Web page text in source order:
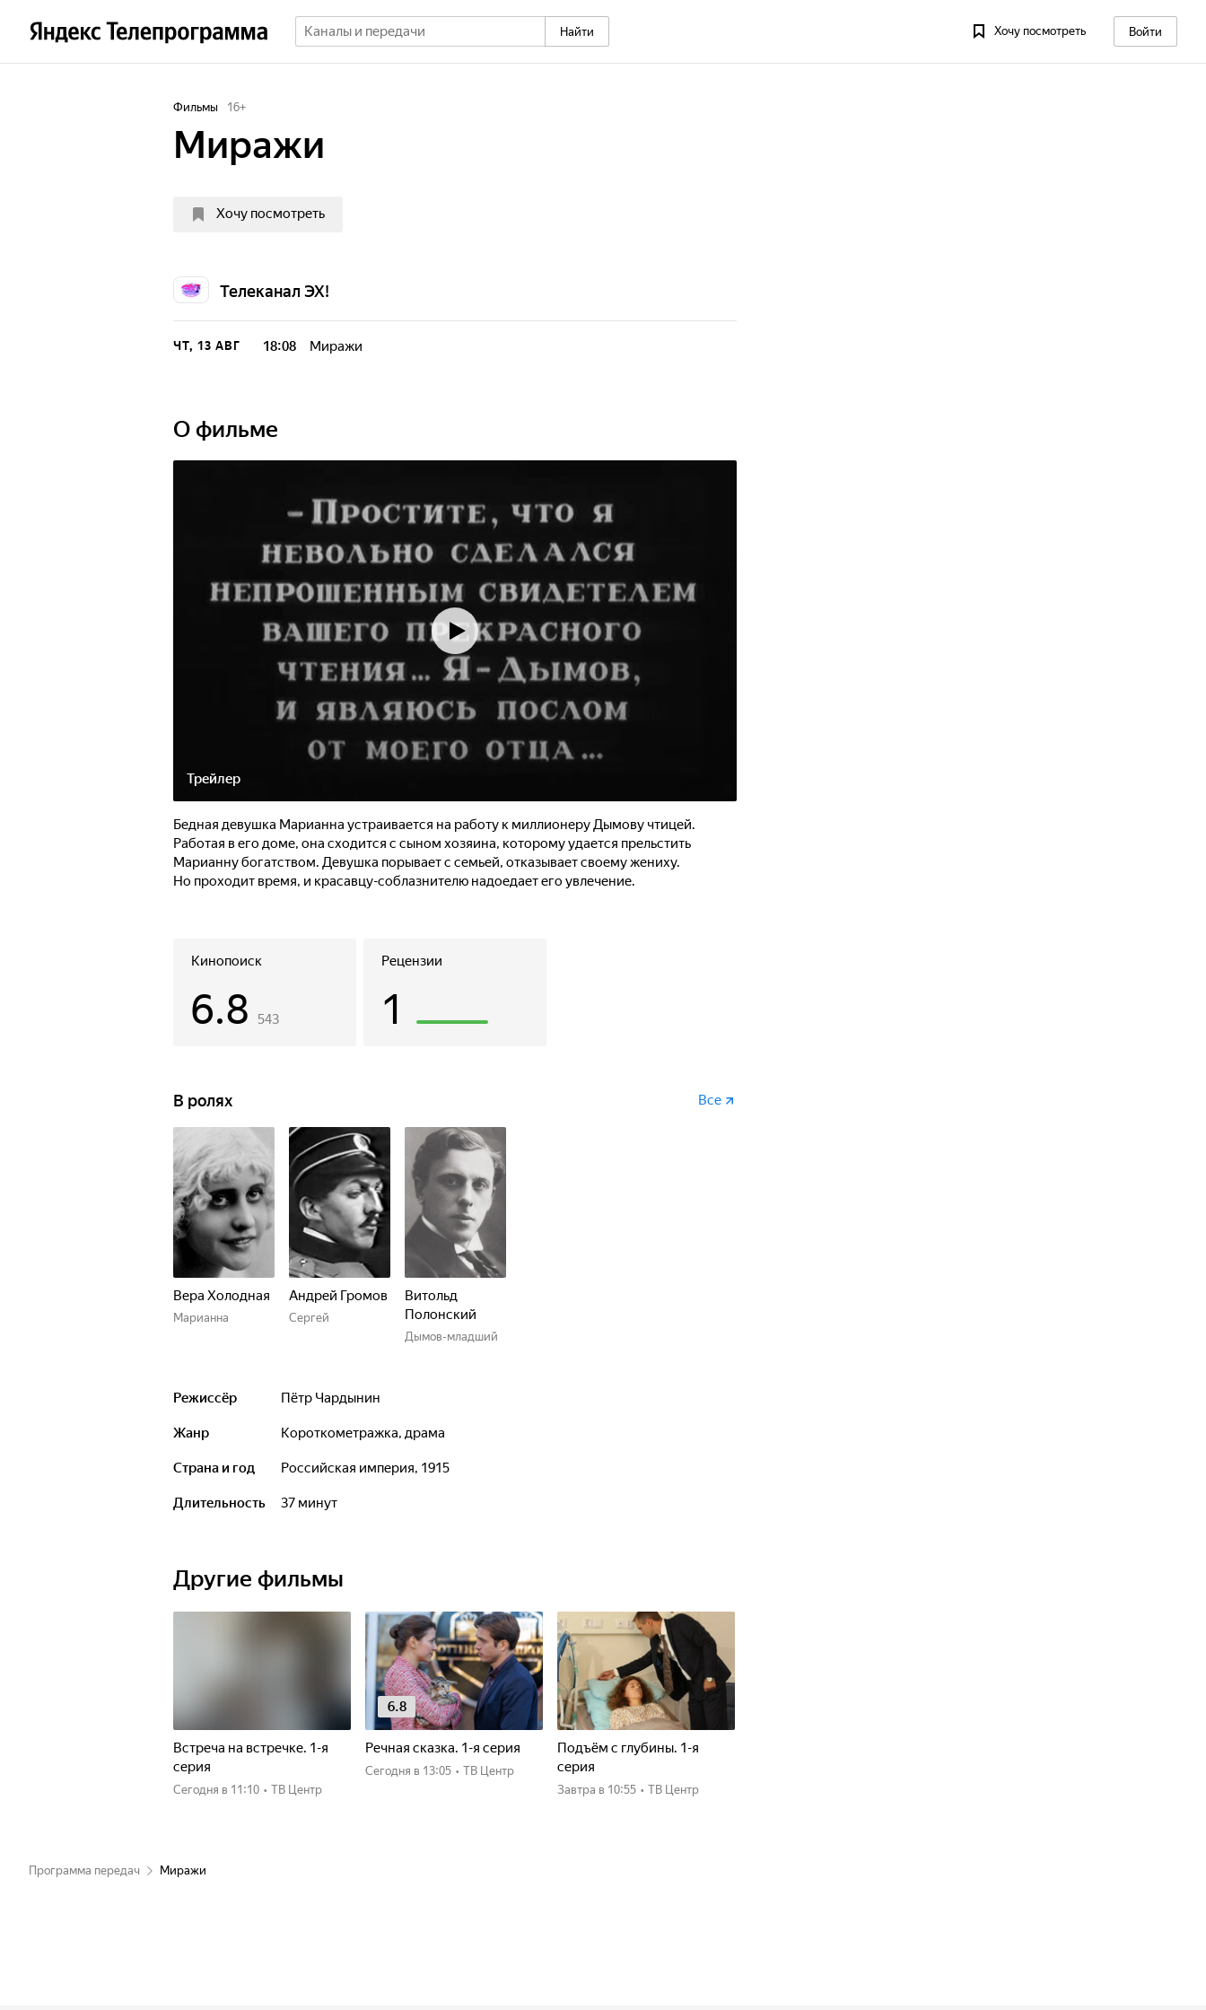
Найти Хочу посмотреть Войти
Фильмы 16+
Миражи
Хочу посмотреть
Телеканал ЭХ!
ЧТ, 13 АВГ 18:08 Миражи
О фильме
Трейлер
Бедная девушка Марианна устраивается на работу к миллионеру Дымову чтицей.
Работая в его доме, она сходится с сыном хозяина, которому удается прельстить
Марианну богатством. Девушка порывает с семьей, отказывает своему жениху.
Но проходит время, и красавцу-соблазнителю надоедает его увлечение.
Кинопоиск
6.8 543
Рецензии
1
В ролях Все
Вера Холодная
Марианна
Андрей Громов
Сергей
Витольд
Полонский
Дымов-младший
Режиссёр Пётр Чардынин
Жанр короткометражка, драма
Страна и год Российская империя, 1915
Длительность 37 минут
Другие фильмы
Встреча на встречке. 1-я
серия
Сегодня в 11:10 • ТВ Центр
6.8
Речная сказка. 1-я серия
Сегодня в 13:05 • ТВ Центр
Подъём с глубины. 1-я
серия
Завтра в 10:55 • ТВ Центр
Программа передач Миражи